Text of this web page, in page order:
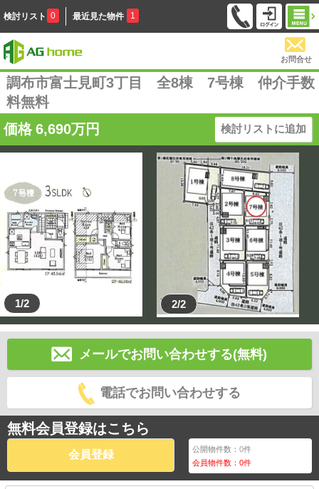
検討リスト 0 最近見た物件 1
お問合せ
調布市富士見町3丁目 全8棟 7号棟 仲介手数
料無料
価格 6,690万円 検討リストに追加
1/2 2/2
メールでお問い合わせする(無料)
電話でお問い合わせする
無料会員登録はこちら
会員登録 公開物件数：0件
会員物件数：0件